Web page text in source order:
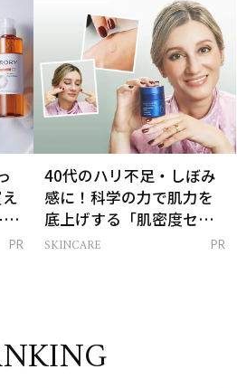
PR
40代のハリ不足・しぼみ
感に！科学の力で肌力を
底上げする「肌密度セラ
ム」
SKINCARE PR